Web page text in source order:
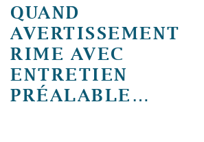
QUAND
AVERTISSEMENT
RIME AVEC
ENTRETIEN
PRÉALABLE…